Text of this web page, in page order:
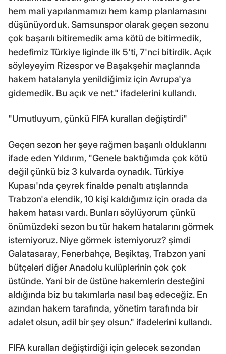
hem mali yapılanmamızı hem kamp planlamasını
düşünüyorduk. Samsunspor olarak geçen sezonu
çok başarılı bitiremedik ama kötü de bitirmedik,
hedefimiz Türkiye liginde ilk 5'ti, 7'nci bitirdik. Açık
söyleyeyim Rizespor ve Başakşehir maçlarında
hakem hatalarıyla yenildiğimiz için Avrupa'ya
gidemedik. Bu açık ve net." ifadelerini kullandı.
"Umutluyum, çünkü FIFA kuralları değiştirdi"
Geçen sezon her şeye rağmen başarılı olduklarını
ifade eden Yıldırım, "Genele baktığımda çok kötü
değil çünkü biz 3 kulvarda oynadık. Türkiye
Kupası'nda çeyrek finalde penaltı atışlarında
Trabzon'a elendik, 10 kişi kaldığımız için orada da
hakem hatası vardı. Bunları söylüyorum çünkü
önümüzdeki sezon bu tür hakem hatalarını görmek
istemiyoruz. Niye görmek istemiyoruz? şimdi
Galatasaray, Fenerbahçe, Beşiktaş, Trabzon yani
bütçeleri diğer Anadolu kulüplerinin çok çok
üstünde. Yani bir de üstüne hakemlerin desteğini
aldığında biz bu takımlarla nasıl baş edeceğiz. En
azından hakem tarafında, yönetim tarafında bir
adalet olsun, adil bir şey olsun." ifadelerini kullandı.
FIFA kuralları değiştirdiği için gelecek sezondan